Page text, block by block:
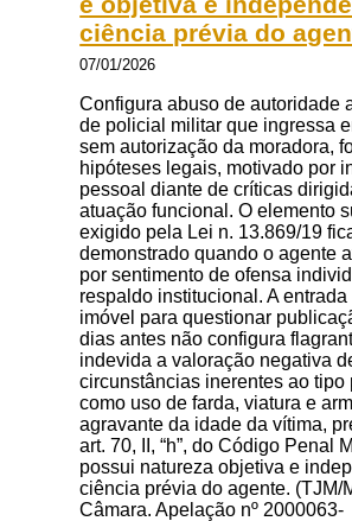
ciência prévia do
07/01/2026
Configura abuso de autoridade
de policial militar que ingressa
sem autorização da moradora,
hipóteses legais, motivado por
pessoal diante de críticas
atuação funcional. O elemento
exigido pela Lei n. 13.869/19
demonstrado quando o agente
por sentimento de ofensa
respaldo institucional. A
imóvel para questionar
dias antes não configura
indevida a valoração negativa
circunstâncias inerentes ao tipo
como uso de farda, viatura e
agravante da idade da vítima,
art. 70, II, “h”, do Código Penal
possui natureza objetiva e
ciência prévia do agente. (TJM/
Câmara. Apelação nº 2000063-